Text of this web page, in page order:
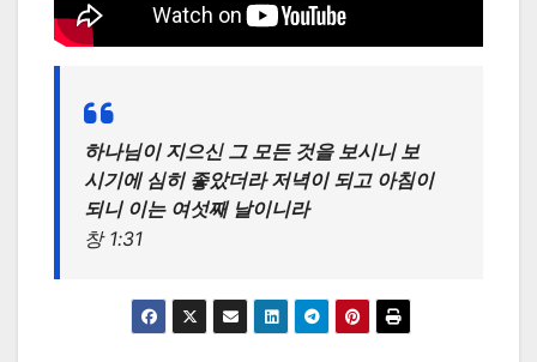
하나님이 지으신 그 모든 것을 보시니 보
시기에 심히 좋았더라 저녁이 되고 아침이
되니 이는 여섯째 날이니라
창 1:31